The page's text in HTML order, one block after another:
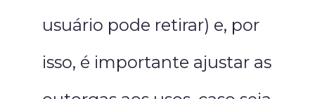
usuário pode retirar) e, por
isso, é importante ajustar as